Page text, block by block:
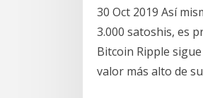
30 Oct 2019 Así
3.000 satoshis, es
Bitcoin Ripple
valor más alto de